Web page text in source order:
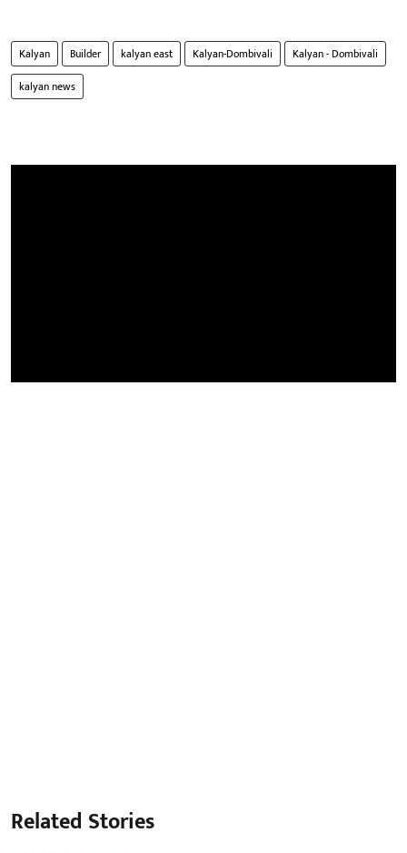
Kalyan Builder kalyan east Kalyan-Dombivali
Kalyan - Dombivali
kalyan news
Related Stories